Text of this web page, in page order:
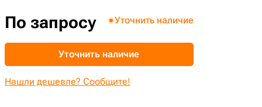
По запросу Уточнить наличие
Уточнить наличие
Нашли дешевле? Сообщите!